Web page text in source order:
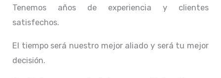
Tenemos años de experiencia y clientes
satisfechos.
El tiempo será nuestro mejor aliado y será tu mejor
decisión.